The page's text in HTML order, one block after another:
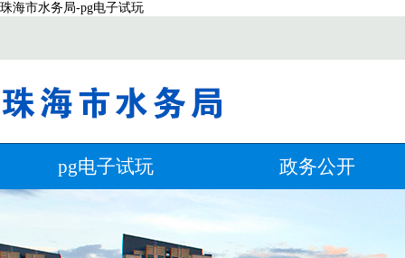
珠海市水务局-pg电子试玩
pg电子试玩 政务公开